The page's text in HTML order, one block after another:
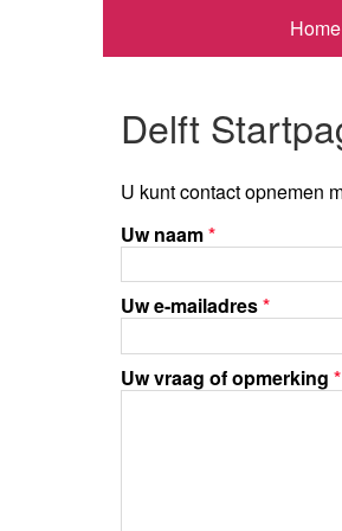
Home
Delft
U kunt contact opnemen
Uw naam*
Uw e-mailadres*
Uw vraag of opmerking *